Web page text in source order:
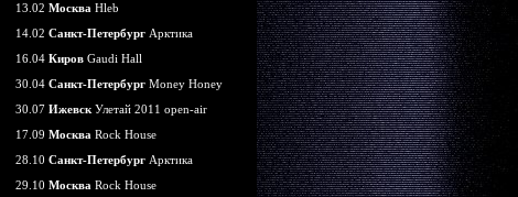
13.02 Москва Hleb
14.02 Санкт-Петербург Арктика
16.04 Киров Gaudi Hall
30.04 Санкт-Петербург Money Honey
30.07 Ижевск Улетай 2011 open-air
17.09 Москва Rock House
28.10 Санкт-Петербург Арктика
29.10 Москва Rock House